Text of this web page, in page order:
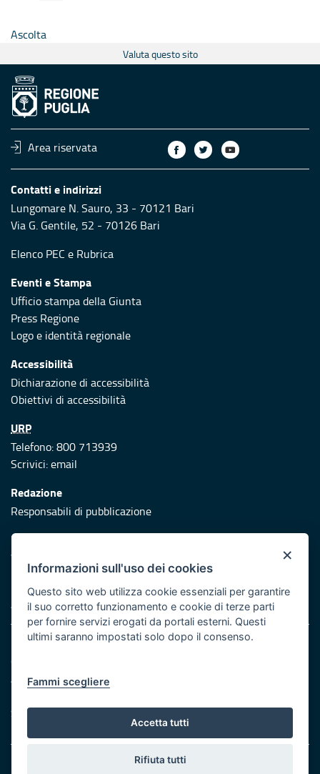
Ascolta
Valuta questo sito
Area riservata
Contatti e indirizzi
Lungomare N. Sauro, 33 - 70121 Bari
Via G. Gentile, 52 - 70126 Bari
Elenco PEC e Rubrica
Eventi e Stampa
Ufficio stampa della Giunta
Press Regione
Logo e identità regionale
Accessibilità
Dichiarazione di accessibilità
Obiettivi di accessibilità
URP
Telefono: 800 713939
Scrivici:email
Redazione
Responsabili di pubblicazione
Protezione civile
Vai al sito di Protezione Civile Puglia
Iniziativa finanziata con risorse del POR Puglia 2014/2020 -
Asse XI
Note legali
Cookie e privacy
Atti di notifica
Servizi Intranet
© Regione Puglia
×
Informazioni sull'uso dei cookies
Questo sito web utilizza cookie essenziali per garantire
il suo corretto funzionamento e cookie di terze parti
per fornire servizi erogati da portali esterni. Questi
ultimi saranno impostati solo dopo il consenso.
Fammi scegliere
Accetta tutti
Rifiuta tutti